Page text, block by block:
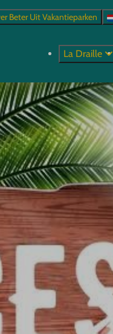
Beter Uit Vakantieparken
La Draille